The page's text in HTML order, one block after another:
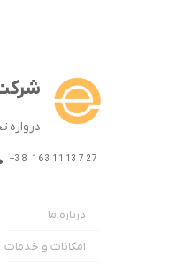
دروازه
+38 1631113727
درباره ما
امکانات و خدمات